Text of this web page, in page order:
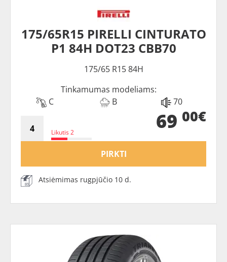
175/65R15 PIRELLI CINTURATO
P1 84H DOT23 CBB70
175/65 R15 84H
Tinkamumas modeliams:
C
B 70
Likutis 2 69 00€
PIRKTI
Atsiėmimas rugpjūčio 10 d.